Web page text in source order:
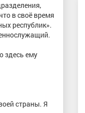
в своё время
республик».
здесь ему
страны. Я